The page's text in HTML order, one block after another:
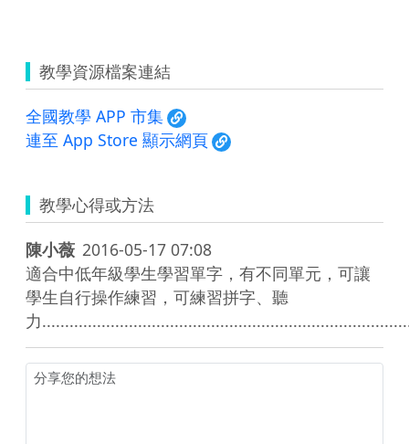
教學資源檔案連結
全國教學 APP 市集
連至 App Store 顯示網頁
教學心得或方法
陳小薇 2016-05-17 07:08
適合中低年級學生學習單字，有不同單元，可讓
學生自行操作練習，可練習拼字、聽
力